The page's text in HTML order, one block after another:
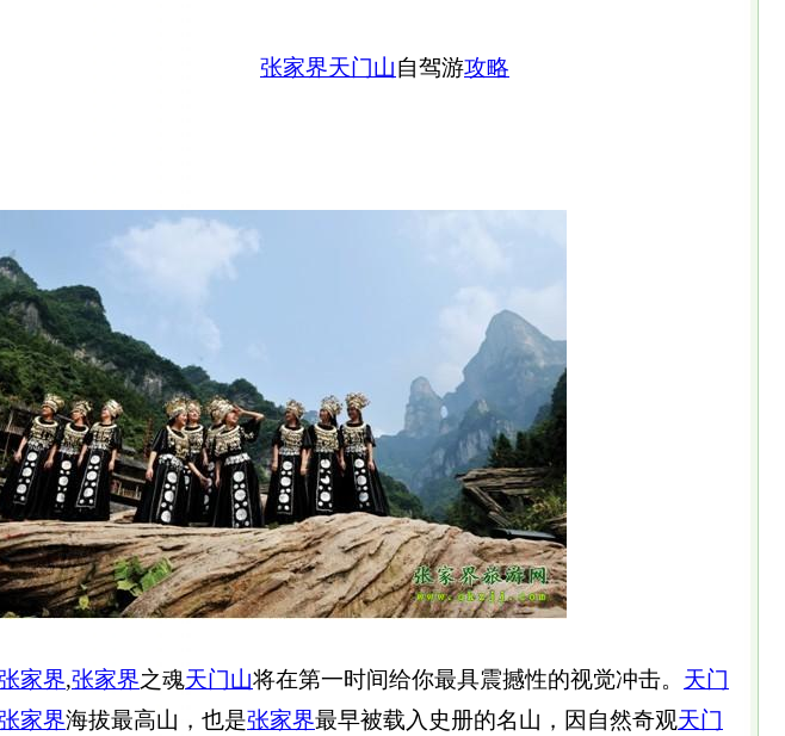
张家界天门山自驾游攻略
家界,张家界之魂天门山将在第一时间给你最具震撼性的视觉冲击。 天门
家界海拔最高山，也是张家界最早被载入史册的名山，因自然奇观天门